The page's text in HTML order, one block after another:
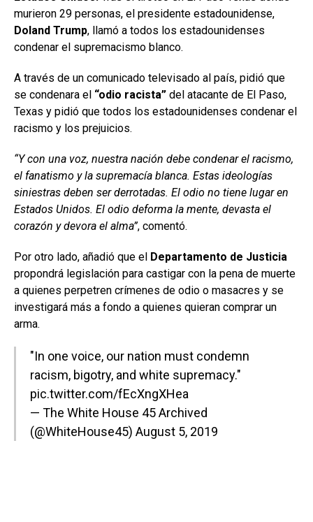
murieron 29 personas, el presidente estadounidense,
Doland Trump, llamó a todos los estadounidenses
condenar el supremacismo blanco.
A través de un comunicado televisado al país, pidió que
se condenara el “odio racista” del atacante de El Paso,
Texas y pidió que todos los estadounidenses condenar el
racismo y los prejuicios.
“Y con una voz, nuestra nación debe condenar el racismo,
el fanatismo y la supremacía blanca. Estas ideologías
siniestras deben ser derrotadas. El odio no tiene lugar en
Estados Unidos. El odio deforma la mente, devasta el
corazón y devora el alma”, comentó.
Por otro lado, añadió que el Departamento de Justicia
propondrá legislación para castigar con la pena de muerte
a quienes perpetren crímenes de odio o masacres y se
investigará más a fondo a quienes quieran comprar un
arma.
"In one voice, our nation must condemn
racism, bigotry, and white supremacy."
pic.twitter.com/fEcXngXHea
— The White House 45 Archived
(@WhiteHouse45) August 5, 2019